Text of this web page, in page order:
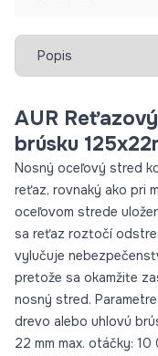
rukavice + okuliare a
pred použitím kotúč
Vybrať záložku
AUR
brúsku
Nosný oceľový stred
reťaz, rovnaký ako pri
oceľovom strede
sa reťaz roztočí
vylučuje
pretože sa okamžite
nosný stred.
drevo alebo uhlovú
22 mm max. otáčky: